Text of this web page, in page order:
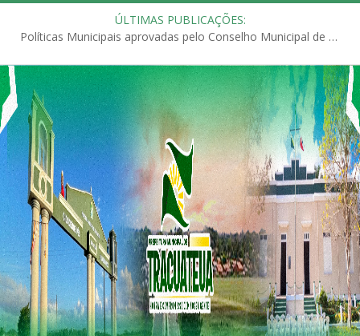
ÚLTIMAS PUBLICAÇÕES:
Políticas Municipais aprovadas pelo Conselho Municipal de Educação (CME)